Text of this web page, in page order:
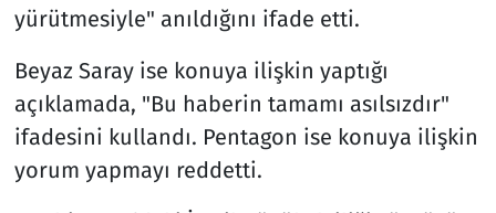
yürütmesiyle" anıldığını ifade etti.
Beyaz Saray ise konuya ilişkin yaptığı
açıklamada, "Bu haberin tamamı asılsızdır"
ifadesini kullandı. Pentagon ise konuya ilişkin
yorum yapmayı reddetti.